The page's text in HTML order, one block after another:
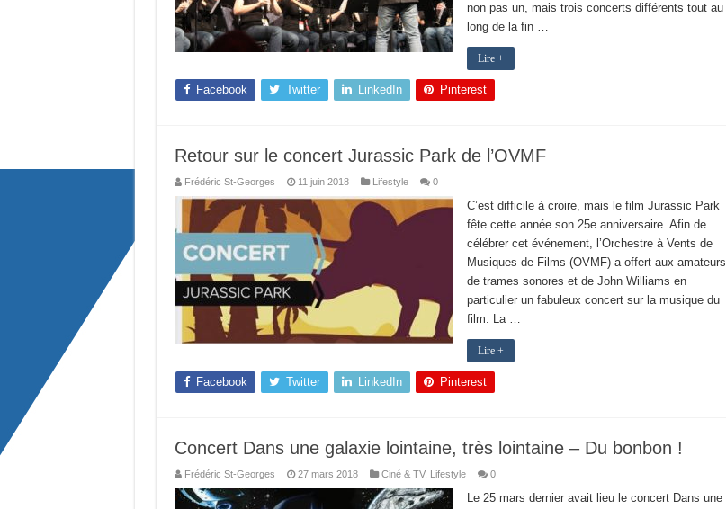
non pas un, mais trois concerts différents tout au
long de la fin …
Lire +
Facebook Twitter LinkedIn Pinterest
Retour sur le concert Jurassic Park de l’OVMF
Frédéric St-Georges 11 juin 2018 Lifestyle 0
C’est difficile à croire, mais le film Jurassic Park
fête cette année son 25e anniversaire. Afin de
célébrer cet événement, l’Orchestre à Vents de
Musiques de Films (OVMF) a offert aux amateurs
de trames sonores et de John Williams en
particulier un fabuleux concert sur la musique du
film. La …
Lire +
Facebook Twitter LinkedIn Pinterest
Concert Dans une galaxie lointaine, très lointaine – Du bonbon !
Frédéric St-Georges 27 mars 2018 Ciné & TV, Lifestyle 0
Le 25 mars dernier avait lieu le concert Dans une